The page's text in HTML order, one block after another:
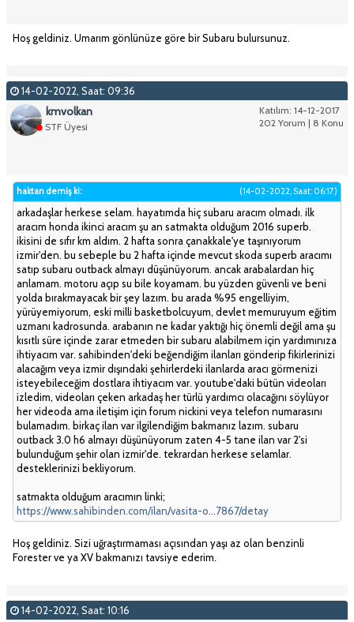
Hoş geldiniz. Umarım gönlünüze göre bir Subaru bulursunuz.
14-02-2022, Saat: 09:36
Katılım: 14-12-2017
202 Yorum | 8 Konu
kmvolkan
STF Üyesi
(14-02-2022, Saat: 06:17)
haktan demiş ki:
arkadaşlar herkese selam. hayatımda hiç subaru aracım olmadı. ilk
aracım honda ikinci aracım şu an satmakta olduğum 2016 superb.
ikisini de sıfır km aldım. 2 hafta sonra çanakkale'ye taşınıyorum
izmir'den. bu sebeple bu 2 hafta içinde mevcut skoda superb aracımı
satıp subaru outback almayı düşünüyorum. ancak arabalardan hiç
anlamam. motoru açıp su bile koyamam. bu yüzden güvenli ve beni
yolda bırakmayacak bir şey lazım. bu arada %95 engelliyim,
yürüyemiyorum, eski milli basketbolcuyum, devlet memuruyum eğitim
uzmanı kadrosunda. arabanın ne kadar yaktığı hiç önemli değil ama şu
kısıtlı süre içinde zarar etmeden bir subaru alabilmem için yardımınıza
ihtiyacım var. sahibinden'deki beğendiğim ilanları gönderip fikirlerinizi
alacağım veya izmir dışındaki şehirlerdeki ilanlarda aracı görmenizi
isteyebileceğim dostlara ihtiyacım var. youtube'daki bütün videoları
izledim, videoları çeken arkadaş her türlü yardımcı olacağını söylüyor
her videoda ama iletişim için forum nickini veya telefon numarasını
bulamadım. birkaç ilan var ilgilendiğim bakmanız lazım. subaru
outback 3.0 h6 almayı düşünüyorum zaten 4-5 tane ilan var 2'si
bulunduğum şehir olan izmir'de. tekrardan herkese selamlar.
desteklerinizi bekliyorum.
satmakta olduğum aracımın linki;
https://www.sahibinden.com/ilan/vasita-o...7867/detay
Hoş geldiniz. Sizi uğraştırmaması açısından yaşı az olan benzinli
Forester ve ya XV bakmanızı tavsiye ederim.
14-02-2022, Saat: 10:16